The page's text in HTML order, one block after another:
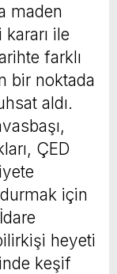
maden
ile
farklı
bir noktada
aldı.
ÇED
için
heyeti
keşif